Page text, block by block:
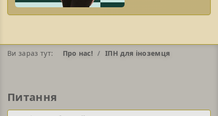
Ви зараз тут: Про нас! ІПН для іноземця
Питання
Телефон